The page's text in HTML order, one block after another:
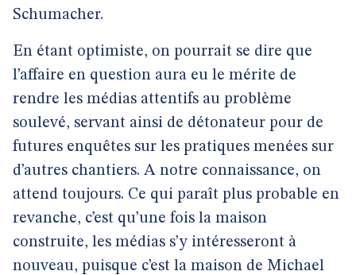
Schumacher.
En étant optimiste, on pourrait se dire que
l’affaire en question aura eu le mérite de
rendre les médias attentifs au problème
soulevé, servant ainsi de détonateur pour de
futures enquêtes sur les pratiques menées sur
d’autres chantiers. A notre connaissance, on
attend toujours. Ce qui paraît plus probable en
revanche, c’est qu’une fois la maison
construite, les médias s’y intéresseront à
nouveau, puisque c’est la maison de Michael